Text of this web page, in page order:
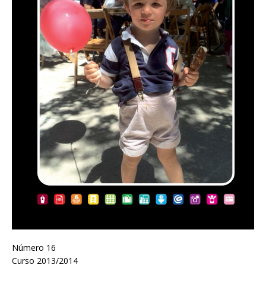
Número 16
Curso 2013/2014